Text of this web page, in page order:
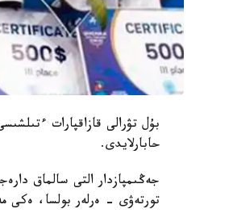
حابارلايدى.
جەڭىمپازدار التى سالماق
تورتەۋى - ەرلەر بولسا، ەكى